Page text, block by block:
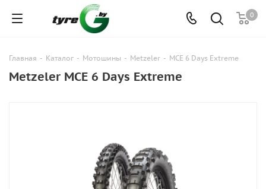
0
Главная - Каталог - Мотошины - Metzeler - MCE 6 Days Extreme
Metzeler MCE 6 Days Extreme